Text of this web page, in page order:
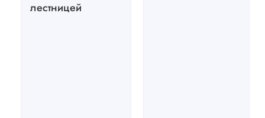
лестницей